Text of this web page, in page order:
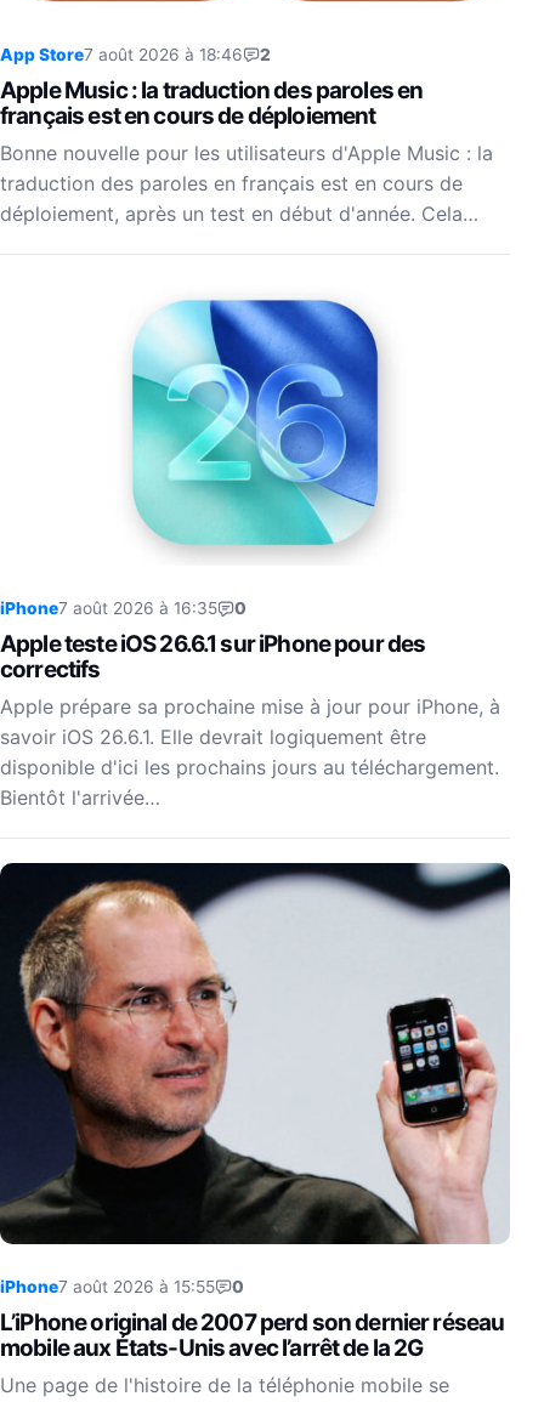
App Store7 août 2026 à 18:46 2
Apple Music : la traduction des paroles en
français est en cours de déploiement
Bonne nouvelle pour les utilisateurs d'Apple Music : la
traduction des paroles en français est en cours de
déploiement, après un test en début d'année. Cela…
iPhone7 août 2026 à 16:35 0
Apple teste iOS 26.6.1 sur iPhone pour des
correctifs
Apple prépare sa prochaine mise à jour pour iPhone, à
savoir iOS 26.6.1. Elle devrait logiquement être
disponible d'ici les prochains jours au téléchargement.
Bientôt l'arrivée…
iPhone7 août 2026 à 15:55 0
L’iPhone original de 2007 perd son dernier réseau
mobile aux États-Unis avec l’arrêt de la 2G
Une page de l'histoire de la téléphonie mobile se